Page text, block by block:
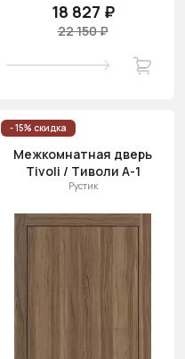
18 827 ₽
22 150 ₽
- 15% скидка
Межкомнатная дверь
Tivoli / Тиволи А-1
Рустик